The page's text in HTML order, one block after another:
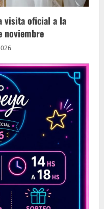
visita oficial a la
noviembre